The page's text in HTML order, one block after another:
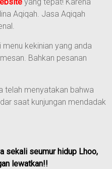
Aqiqah. Jasa Aqiqah
kekinian yang anda
Bahkan pesanan
telah menyatakan bahwa
saat kunjungan mendadak
sekali seumur hidup Lhoo,
lewatkan!!